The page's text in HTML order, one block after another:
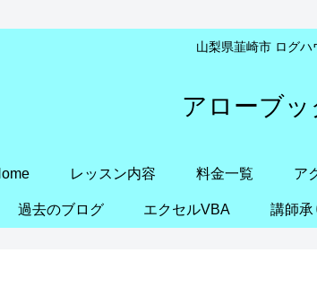
山梨県韮崎市 ログ
アローブ
レッスン内容 料金一覧 ア
過去のブログ エクセルVBA 講師承